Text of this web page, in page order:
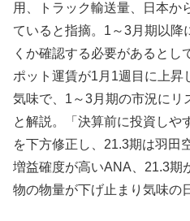
用、トラック輸送量、日本か
ていると指摘。1～3月期以降
くか確認する必要があるとし
ポット運賃が1月1週目に上昇
気味で、1～3月期の市況にリ
と解説。「決算前に投資しや
を下方修正し、21.3期は羽田
増益確度が高いANA、21.3期
物の物量が下げ止まり気味の